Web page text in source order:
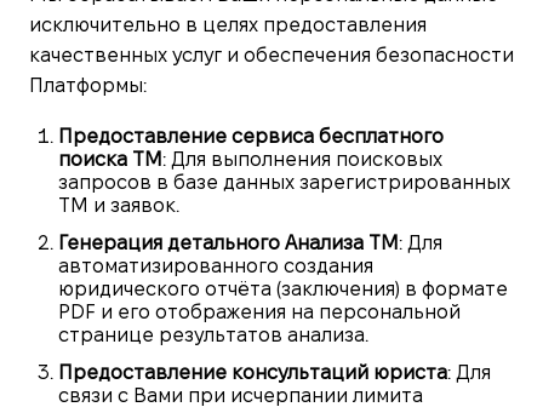
исключительно в целях предоставления
качественных услуг и обеспечения безопасности
Платформы:
Предоставление сервиса бесплатного
поиска ТМ: Для выполнения поисковых
запросов в базе данных зарегистрированных
ТМ и заявок.
Генерация детального Анализа ТМ: Для
автоматизированного создания
юридического отчёта (заключения) в формате
PDF и его отображения на персональной
странице результатов анализа.
Предоставление консультаций юриста: Для
связи с Вами при исчерпании лимита